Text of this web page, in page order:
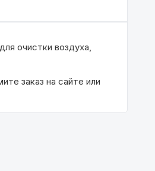
очистки воздуха,
заказ на сайте или